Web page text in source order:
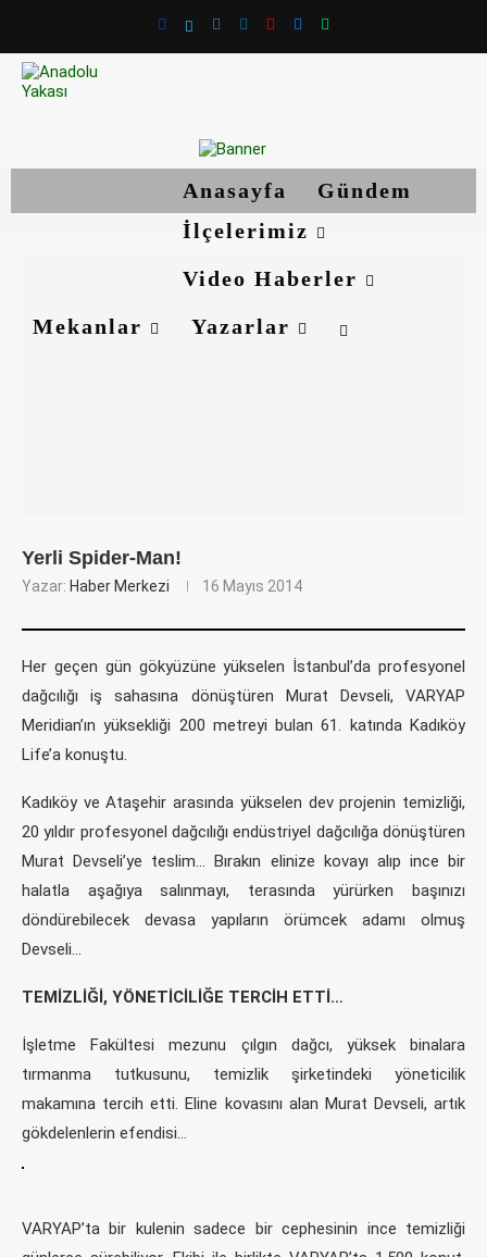
Anasayfa
Gündem
İlçelerimiz
Video Haberler
Mekanlar
Yazarlar
Yerli Spider-Man!
Yazar: Haber Merkezi 16 Mayıs 2014
Her geçen gün gökyüzüne yükselen İstanbul’da profesyonel
dağcılığı iş sahasına dönüştüren Murat Devseli, VARYAP
Meridian’ın yüksekliği 200 metreyi bulan 61. katında Kadıköy
Life’a konuştu.
Kadıköy ve Ataşehir arasında yükselen dev projenin temizliği,
20 yıldır profesyonel dağcılığı endüstriyel dağcılığa dönüştüren
Murat Devseli’ye teslim… Bırakın elinize kovayı alıp ince bir
halatla aşağıya salınmayı, terasında yürürken başınızı
döndürebilecek devasa yapıların örümcek adamı olmuş
Devseli…
TEMİZLİĞİ, YÖNETİCİLİĞE TERCİH ETTİ…
İşletme Fakültesi mezunu çılgın dağcı, yüksek binalara
tırmanma tutkusunu, temizlik şirketindeki yöneticilik
makamına tercih etti. Eline kovasını alan Murat Devseli, artık
gökdelenlerin efendisi…
VARYAP’ta bir kulenin sadece bir cephesinin ince temizliği